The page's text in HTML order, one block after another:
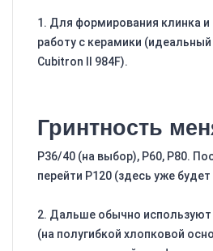
1. Для формирования клинка и
работу с керамики (идеальный
Cubitron II 984F).
Гринтность
Р36/40 (на выбор), Р60, Р80.
перейти Р120 (здесь уже будет
2. Дальше обычно используют
(на полугибкой хлопковой